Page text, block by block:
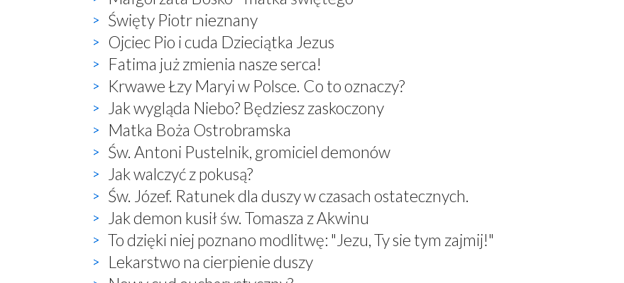
Święty Piotr nieznany
Ojciec Pio i cuda Dzieciątka Jezus
Fatima już zmienia nasze serca!
Krwawe Łzy Maryi w Polsce. Co to oznaczy?
Jak wygląda Niebo? Będziesz zaskoczony
Matka Boża Ostrobramska
Św. Antoni Pustelnik, gromiciel demonów
Jak walczyć z pokusą?
Św. Józef. Ratunek dla duszy w czasach ostatecznych.
Jak demon kusił św. Tomasza z Akwinu
To dzięki niej poznano modlitwę: "Jezu, Ty sie tym zajmij!"
Lekarstwo na cierpienie duszy